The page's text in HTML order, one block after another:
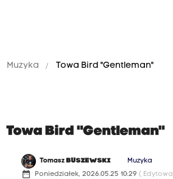
Muzyka Towa Bird "Gentleman"
Towa Bird "Gentleman"
Tomasz BUSZEWSKI Muzyka
date_range Poniedziałek, 2026.05.25 10:29 (